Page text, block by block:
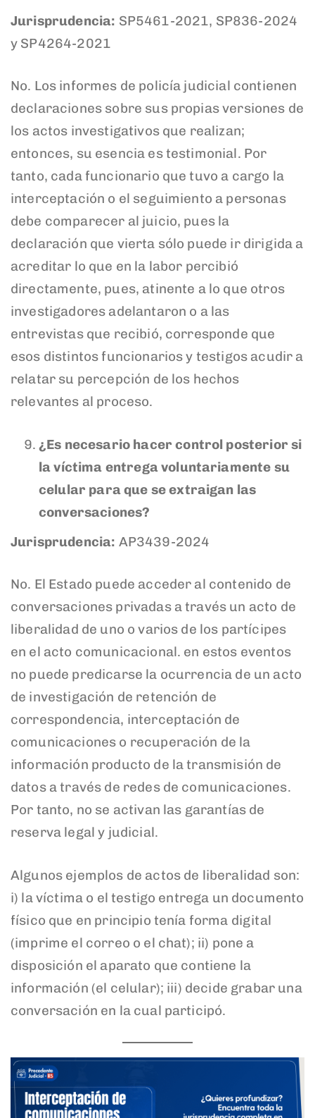
Jurisprudencia: SP5461-2021, SP836-2024
y SP4264-2021
No. Los informes de policía judicial contienen
declaraciones sobre sus propias versiones de
los actos investigativos que realizan;
entonces, su esencia es testimonial. Por
tanto, cada funcionario que tuvo a cargo la
interceptación o el seguimiento a personas
debe comparecer al juicio, pues la
declaración que vierta sólo puede ir dirigida a
acreditar lo que en la labor percibió
directamente, pues, atinente a lo que otros
investigadores adelantaron o a las
entrevistas que recibió, corresponde que
esos distintos funcionarios y testigos acudir a
relatar su percepción de los hechos
relevantes al proceso.
¿Es necesario hacer control posterior si
la víctima entrega voluntariamente su
celular para que se extraigan las
conversaciones?
Jurisprudencia: AP3439-2024
No. El Estado puede acceder al contenido de
conversaciones privadas a través un acto de
liberalidad de uno o varios de los partícipes
en el acto comunicacional. en estos eventos
no puede predicarse la ocurrencia de un acto
de investigación de retención de
correspondencia, interceptación de
comunicaciones o recuperación de la
información producto de la transmisión de
datos a través de redes de comunicaciones.
Por tanto, no se activan las garantías de
reserva legal y judicial.
Algunos ejemplos de actos de liberalidad son:
i) la víctima o el testigo entrega un documento
físico que en principio tenía forma digital
(imprime el correo o el chat); ii) pone a
disposición el aparato que contiene la
información (el celular); iii) decide grabar una
conversación en la cual participó.